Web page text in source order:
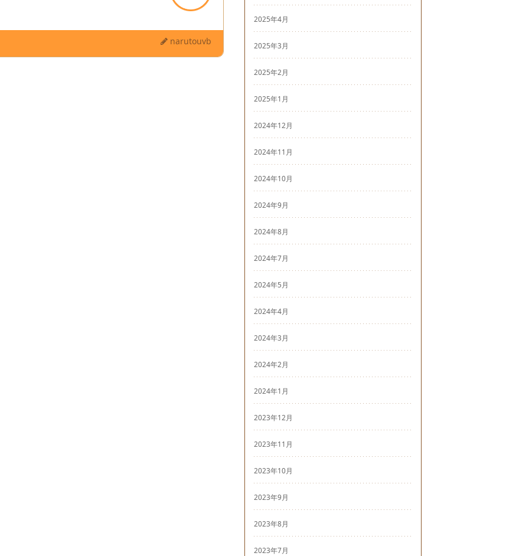
narutouvb
2025年4月
2025年3月
2025年2月
2025年1月
2024年12月
2024年11月
2024年10月
2024年9月
2024年8月
2024年7月
2024年5月
2024年4月
2024年3月
2024年2月
2024年1月
2023年12月
2023年11月
2023年10月
2023年9月
2023年8月
2023年7月